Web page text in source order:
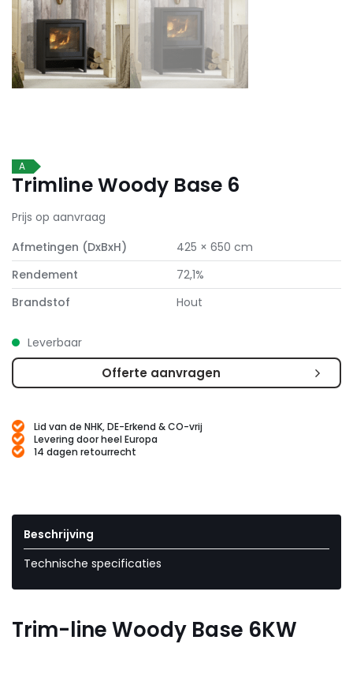
A
Trimline Woody Base 6
Prijs op aanvraag
Afmetingen (DxBxH)
425 × 650 cm
Rendement
72,1%
Brandstof
Hout
Leverbaar
Offerte aanvragen
Lid van de NHK, DE-Erkend & CO-vrij
Levering door heel Europa
14 dagen retourrecht
Beschrijving
Technische specificaties
Trim-line Woody Base 6KW